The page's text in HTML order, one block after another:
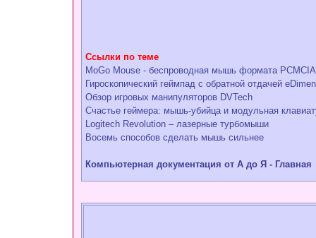
Ссылки по теме
MoGo Mouse - беспроводная мышь формата PCMCIA
Гироскопический геймпад с обратной отдачей
Обзор игровых манипуляторов DVTech
Счастье геймера: мышь-убийца и модульная
Logitech Revolution – лазерные турбомыши
Восемь способов сделать мышь сильнее
Компьютерная документация от А до Я - Главная